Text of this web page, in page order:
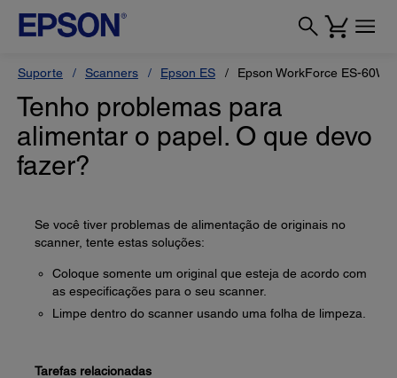
Suporte Scanners Epson ES Epson WorkForce ES-60W
Tenho problemas para
alimentar o papel. O que devo
fazer?
Se você tiver problemas de alimentação de originais no
scanner, tente estas soluções:
Coloque somente um original que esteja de acordo com
as especificações para o seu scanner.
Limpe dentro do scanner usando uma folha de limpeza.
Tarefas relacionadas